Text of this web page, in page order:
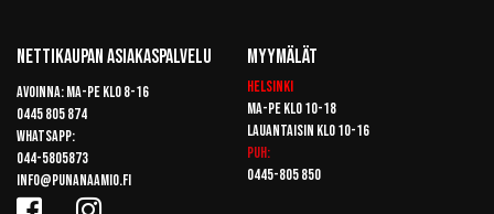
Nettikaupan Asiakaspalvelu
Avoinna: Ma-pe klo 8-16
0445 805 874
Whatsapp:
044-5805873
info@punanaamio.fi
Myymälät
Helsinki
Ma-pe klo 10-18
Lauantaisin klo 10-16
Puh:
0445-805 850